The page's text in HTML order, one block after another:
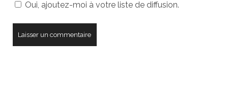
votreOui, ajoutez-moi à votre liste de diffusion.